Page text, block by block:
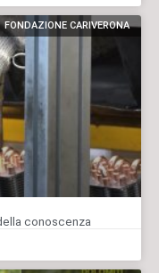
FONDAZIONE CARIVERONA
conoscenza